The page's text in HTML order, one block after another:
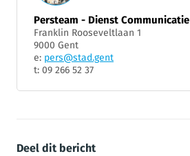
Persteam - Dienst Communicatie
Franklin Rooseveltlaan 1
9000 Gent
e: pers@stad.gent
t: 09 266 52 37
Deel dit bericht